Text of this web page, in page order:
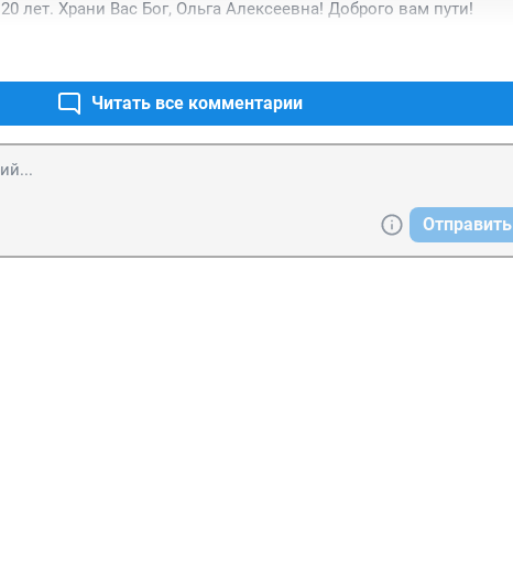
лет. Храни Вас Бог, Ольга Алексеевна! Доброго вам пути!
Читать все комментарии
Отправить